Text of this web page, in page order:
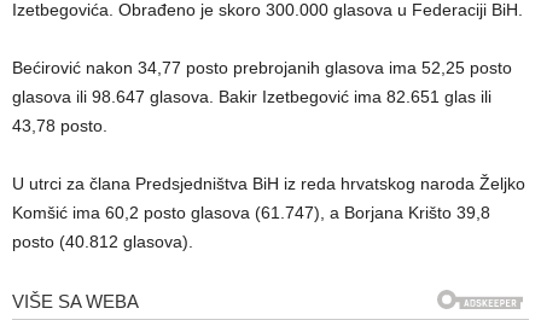
Izetbegovića. Obrađeno je skoro 300.000 glasova u Federaciji BiH.
Bećirović nakon 34,77 posto prebrojanih glasova ima 52,25 posto
glasova ili 98.647 glasova. Bakir Izetbegović ima 82.651 glas ili
43,78 posto.
U utrci za člana Predsjedništva BiH iz reda hrvatskog naroda Željko
Komšić ima 60,2 posto glasova (61.747), a Borjana Krišto 39,8
posto (40.812 glasova).